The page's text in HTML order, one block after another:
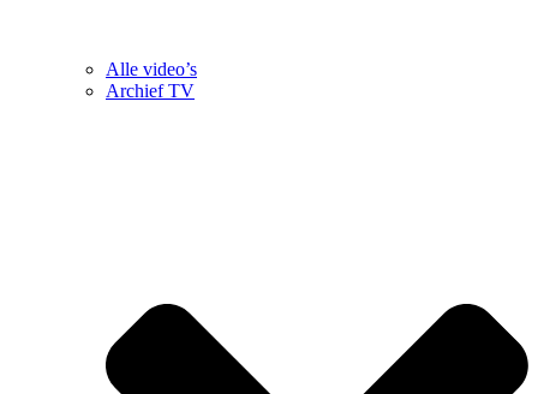
Alle video’s
Archief TV